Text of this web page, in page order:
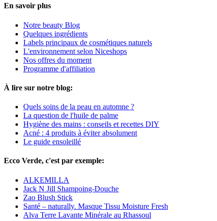
En savoir plus
Notre beauty Blog
Quelques ingrédients
Labels principaux de cosmétiques naturels
L'environnement selon Niceshops
Nos offres du moment
Programme d'affiliation
À lire sur notre blog:
Quels soins de la peau en automne ?
La question de l'huile de palme
Hygiène des mains : conseils et recettes DIY
Acné : 4 produits à éviter absolument
Le guide ensoleillé
Ecco Verde, c'est par exemple:
ALKEMILLA
Jack N Jill Shampoing-Douche
Zao Blush Stick
Santé – naturally. Masque Tissu Moisture Fresh
Alva Terre Lavante Minérale au Rhassoul